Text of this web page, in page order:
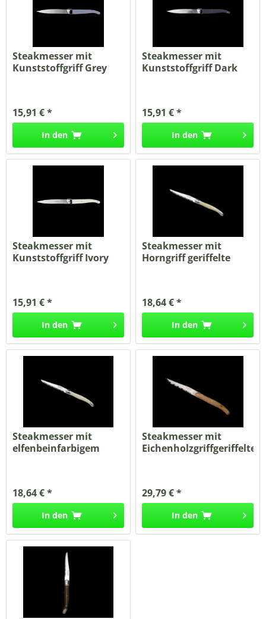
Steakmesser mit
Kunststoffgriff Grey
15,91 € *
In den
Steakmesser mit
Kunststoffgriff Dark
15,91 € *
In den
Steakmesser mit
Kunststoffgriff Ivory
15,91 € *
In den
Steakmesser mit
Horngriff geriffelte
18,64 € *
In den
Steakmesser mit
elfenbeinfarbigem
18,64 € *
In den
Steakmesser mit
Eichenholzgriffgeriffelte...
29,79 € *
In den